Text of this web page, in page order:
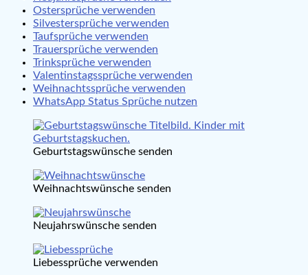
Ostersprüche verwenden
Silvestersprüche verwenden
Taufsprüche verwenden
Trauersprüche verwenden
Trinksprüche verwenden
Valentinstagssprüche verwenden
Weihnachtssprüche verwenden
WhatsApp Status Sprüche nutzen
Geburtstagswünsche senden
Weihnachtswünsche senden
Neujahrswünsche senden
Liebessprüche verwenden